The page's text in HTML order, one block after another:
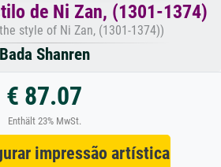
de Ni Zan, (1301-1374)
style of Ni Zan, (1301-1374))
Bada Shanren
€ 87.07
Enthält 23% MwSt.
impressão artística